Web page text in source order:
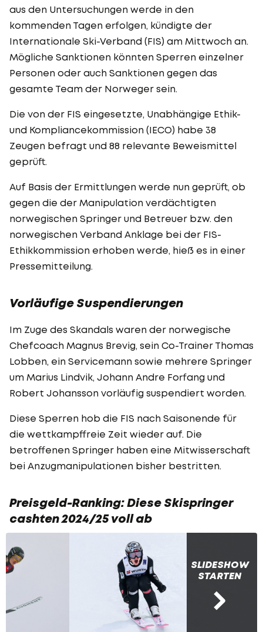
aus den Untersuchungen werde in den
kommenden Tagen erfolgen, kündigte der
Internationale Ski-Verband (FIS) am Mittwoch an.
Mögliche Sanktionen könnten Sperren einzelner
Personen oder auch Sanktionen gegen das
gesamte Team der Norweger sein.
Die von der FIS eingesetzte, Unabhängige Ethik-
und Kompliancekommission (IECO) habe 38
Zeugen befragt und 88 relevante Beweismittel
geprüft.
Auf Basis der Ermittlungen werde nun geprüft, ob
gegen die der Manipulation verdächtigten
norwegischen Springer und Betreuer bzw. den
norwegischen Verband Anklage bei der FIS-
Ethikkommission erhoben werde, hieß es in einer
Pressemitteilung.
Vorläufige Suspendierungen
Im Zuge des Skandals waren der norwegische
Chefcoach Magnus Brevig, sein Co-Trainer Thomas
Lobben, ein Servicemann sowie mehrere Springer
um Marius Lindvik, Johann Andre Forfang und
Robert Johansson vorläufig suspendiert worden.
Diese Sperren hob die FIS nach Saisonende für
die wettkampffreie Zeit wieder auf. Die
betroffenen Springer haben eine Mitwisserschaft
bei Anzugmanipulationen bisher bestritten.
Preisgeld-Ranking: Diese Skispringer
cashten 2024/25 voll ab
SLIDESHOW
STARTEN